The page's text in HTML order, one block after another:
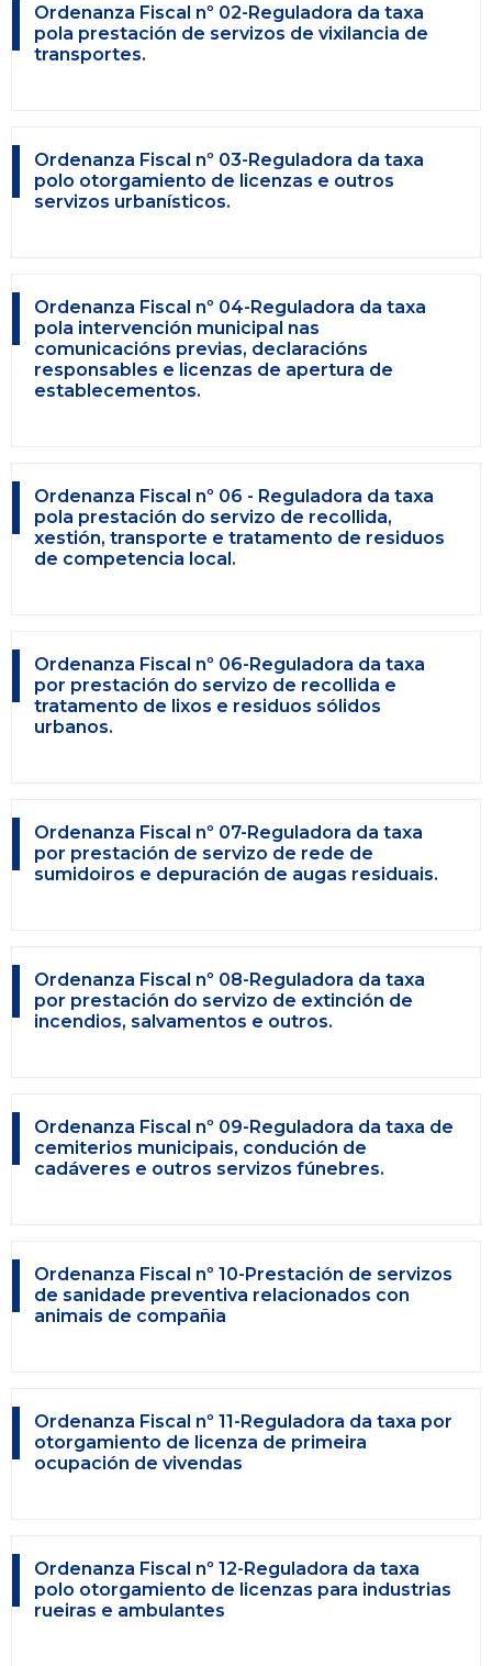
Ordenanza Fiscal nº 02-Reguladora da taxa
pola prestación de servizos de vixilancia de
transportes.
Ordenanza Fiscal nº 03-Reguladora da taxa
polo otorgamiento de licenzas e outros
servizos urbanísticos.
Ordenanza Fiscal nº 04-Reguladora da taxa
pola intervención municipal nas
comunicacións previas, declaracións
responsables e licenzas de apertura de
establecementos.
Ordenanza Fiscal nº 06 - Reguladora da taxa
pola prestación do servizo de recollida,
xestión, transporte e tratamento de residuos
de competencia local.
Ordenanza Fiscal nº 06-Reguladora da taxa
por prestación do servizo de recollida e
tratamento de lixos e residuos sólidos
urbanos.
Ordenanza Fiscal nº 07-Reguladora da taxa
por prestación de servizo de rede de
sumidoiros e depuración de augas residuais.
Ordenanza Fiscal nº 08-Reguladora da taxa
por prestación do servizo de extinción de
incendios, salvamentos e outros.
Ordenanza Fiscal nº 09-Reguladora da taxa de
cemiterios municipais, condución de
cadáveres e outros servizos fúnebres.
Ordenanza Fiscal nº 10-Prestación de servizos
de sanidade preventiva relacionados con
animais de compañia
Ordenanza Fiscal nº 11-Reguladora da taxa por
otorgamiento de licenza de primeira
ocupación de vivendas
Ordenanza Fiscal nº 12-Reguladora da taxa
polo otorgamiento de licenzas para industrias
rueiras e ambulantes